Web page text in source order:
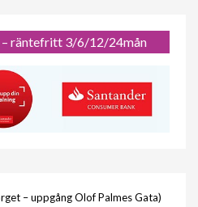
– räntefritt 3/6/12/24mån
– uppgång Olof Palmes Gata)